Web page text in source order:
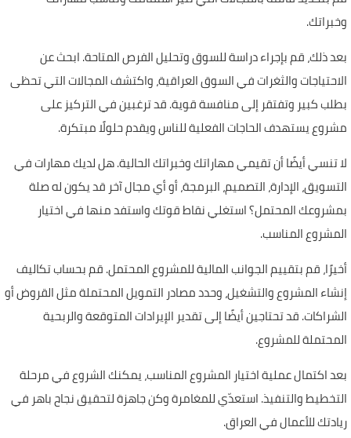
وخبراتك.
بعد ذلك، قم بإجراء دراسة للسوق وتحليل الفرص المتاحة. ابحث عن
الاحتياجات والثغرات في السوق العراقية، واكتشف المجالات التي تحظى
بطلب كبير وتفتقر إلى منافسة قوية. قد ترغبين في التركيز على
مشروع يستهدف الحاجات الفعلية للناس ويقدم حلولًا مبتكرة.
لا تنسي أيضًا أن تقيمي مهاراتك وخبراتك الحالية. هل لديك مهارات في
التسويق، الإدارة، التصميم، البرمجة، أو أي مجال آخر قد يكون له صلة
بمشروعك المحتمل؟ استغلي نقاط قوتك واستفد منها في اختيار
المشروع المناسب.
أخيرًا، قم بتقييم الجوانب المالية للمشروع المحتمل. قم بحساب تكاليف
إنشاء المشروع والتشغيل، وحدد مصادر التمويل المحتملة مثل القروض أو
الشراكات. قد تحتاجين أيضًا إلى تقدير الإيرادات المتوقعة والربحية
المحتملة للمشروع.
بعد اكتمال عملية اختيار المشروع المناسب، يمكنك الشروع في مرحلة
التخطيط والتنفيذ. استعدّي للمغامرة وكن جاهزة لتحقيق نجاح باهر في
ريادتك للأعمال في العراق.